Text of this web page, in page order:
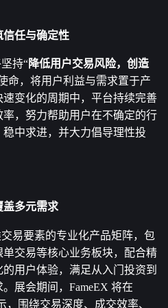
信任与确定性
持“降低用户交易风险，创造
命，将用户利益与需求置于产
变化的周期中，平台持续完善
，努力帮助用户在不确定的行
中求进，并大力倡导理性投
盖多元需求
易要素的专业化产品矩阵，包
交易等核心业务板块，配合精
用户体验，满足从入门投资到
展会期间，FameEX 将在
，围绕交易深度、成交效率、